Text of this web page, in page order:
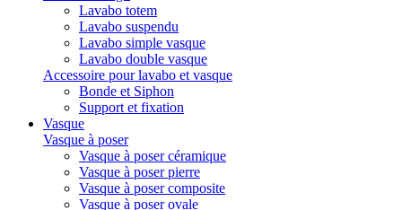
Lavabo totem
Lavabo suspendu
Lavabo simple vasque
Lavabo double vasque
Accessoire pour lavabo et vasque
Bonde et Siphon
Support et fixation
Vasque
Vasque à poser
Vasque à poser céramique
Vasque à poser pierre
Vasque à poser composite
Vasque à poser ovale